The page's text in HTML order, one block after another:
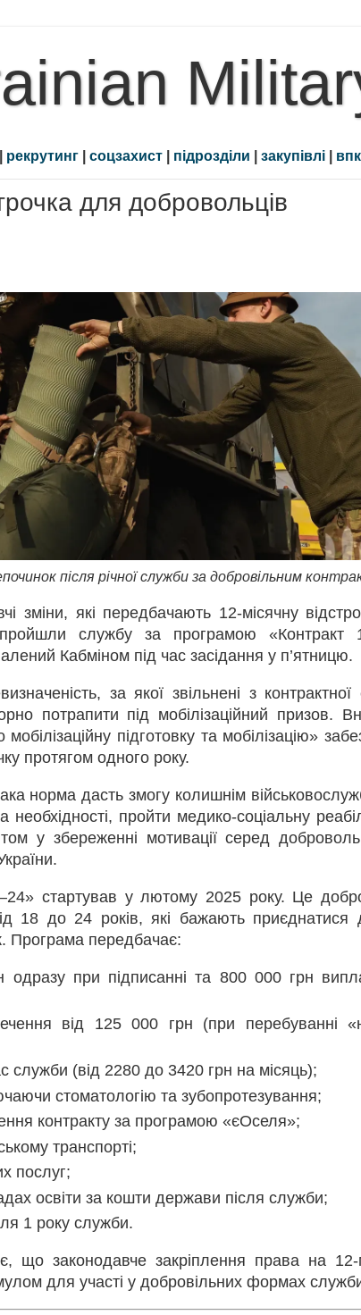
| рекрутинг | соцзахист | підрозділи | закупівлі | впк
для добровольців
після річної служби за добровільним
зміни, які передбачають 12-місячну
пройшли службу за програмою «Контракт
Кабміном під час засідання у п’ятницю.
за якої звільнені з контрактної
потрапити під мобілізаційний призов.
підготовку та мобілізацію»
протягом одного року.
норма дасть змогу колишнім
пройти медико-соціальну
у збереженні мотивації серед
стартував у лютому 2025 року. Це
18 до 24 років, які бажають
Програма передбачає:
при підписанні та 800 000 грн
від 125 000 грн (при перебуванні
служби (від 2280 до 3420 грн на місяць);
стоматологію та зубопротезування;
контракту за програмою «єОселя»;
транспорті;
послуг;
освіти за кошти держави після служби;
1 року служби.
що законодавче закріплення права на 12-
для участі у добровільних формах